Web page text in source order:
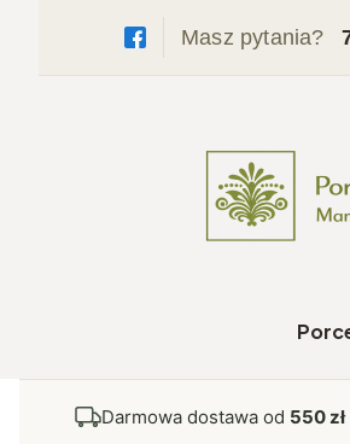
Masz pytania?
Darmowa dostawa od 550 zł